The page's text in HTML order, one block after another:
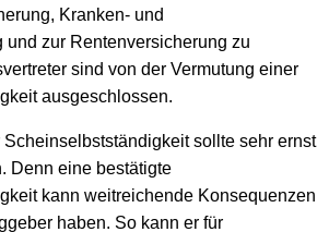
Kranken- und
und zur Rentenversicherung zu
sind von der Vermutung einer
ausgeschlossen.
Scheinselbstständigkeit sollte sehr ernst
Denn eine bestätigte
kann weitreichende Konsequenzen
haben. So kann er für